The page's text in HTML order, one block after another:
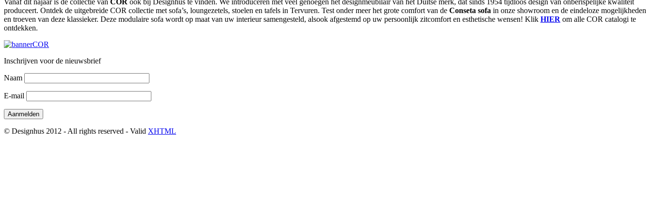
produceert. Ontdek de uitgebreide COR collectie met sofa’s, loungezetels, stoelen en tafels in Tervuren. Test onder meer het grote comfort van de Conseta sofa in onze showroom en de eindeloze mogelijkheden
en troeven van deze klassieker. Deze modulaire sofa wordt op maat van uw interieur samengesteld, alsook afgestemd op uw persoonlijk zitcomfort en esthetische wensen! Klik HIER om alle COR catalogi te
ontdekken.
Inschrijven voor de nieuwsbrief
Naam
E-mail
© Designhus 2012 - All rights reserved - Valid XHTML